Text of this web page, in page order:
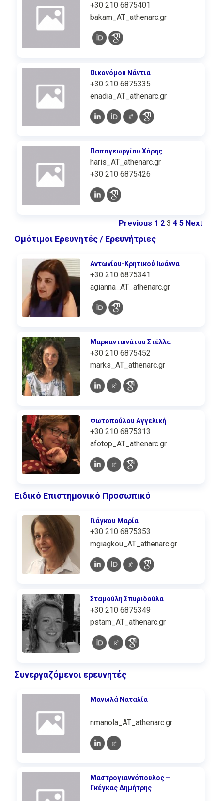
+30 210 6875401
bakam_AT_athenarc.gr
Οικονόμου Νάντια
+30 210 6875335
enadia_AT_athenarc.gr
Παπαγεωργίου Χάρης
haris_AT_athenarc.gr
+30 210 6875426
Previous 1 2 3 4 5 Next
Ομότιμοι Ερευνητές / Ερευνήτριες
Αντωνίου-Κρητικού Ιωάννα
+30 210 6875341
agianna_AT_athenarc.gr
Μαρκαντωνάτου Στέλλα
+30 210 6875452
marks_AT_athenarc.gr
Φωτοπούλου Αγγελική
+30 210 6875313
afotop_AT_athenarc.gr
Ειδικό Επιστημονικό Προσωπικό
Γιάγκου Μαρία
+30 210 6875353
mgiagkou_AT_athenarc.gr
Σταμούλη Σπυριδούλα
+30 210 6875349
pstam_AT_athenarc.gr
Συνεργαζόμενοι ερευνητές
Μανωλά Ναταλία
nmanola_AT_athenarc.gr
Μαστρογιαννόπουλος –
Γκέγκας Δημήτρης